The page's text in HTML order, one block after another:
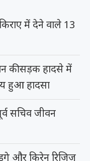
में देने वाले 13
की सड़क हादसे में
हुआ हादसा
सचिव जीवन
और किरेन रिजिजू